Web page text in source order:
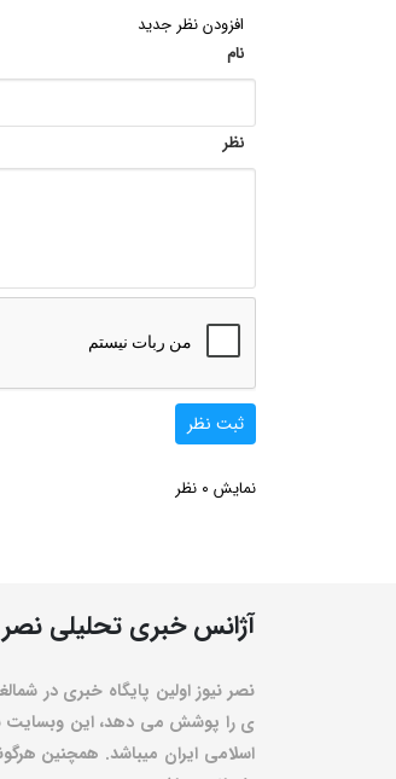
افزودن نظر جدید
نام
نظر
ثبت نظر
نمایش 0 نظر
آژانس خبری تحلیلی نصر
نصر نیوز اولین پایگاه خبری در
ی را پوشش می دهد، این وبسایت
اسلامی ایران میباشد. همچنین